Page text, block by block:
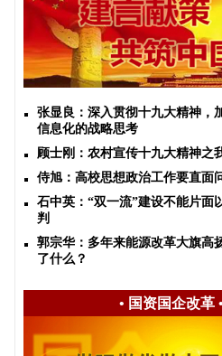
张显良：深入贯彻十九大精神，
信息化的战略思考
顾士刚：农村宣传十九大精神之
侍旭：高校思想政治工作要直面
石中英：“双一流”建设不能片面
判
郭宗华：多年来能源改革大旗高
了什么？
• 国资国企改革•